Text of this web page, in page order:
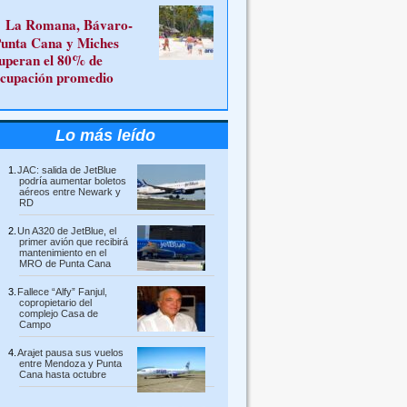
La Romana, Bávaro-
Cana y Miches
el 80% de
promedio
Lo más leído
JAC: salida de JetBlue
podría aumentar boletos
aéreos entre Newark y
RD
Un A320 de JetBlue, el
primer avión que recibirá
mantenimiento en el
MRO de Punta Cana
Fallece “Alfy” Fanjul,
copropietario del
complejo Casa de
Campo
Arajet pausa sus vuelos
entre Mendoza y Punta
Cana hasta octubre